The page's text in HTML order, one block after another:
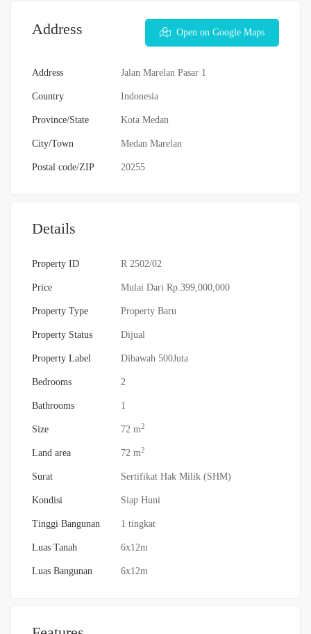
Address Open on Google Maps
Address Jalan Marelan Pasar 1
Country Indonesia
Province/State Kota Medan
City/Town Medan Marelan
Postal code/ZIP 20255
Details
Property ID R 2502/02
Price Mulai Dari Rp.399,000,000
Property Type Property Baru
Property Status Dijual
Property Label Dibawah 500Juta
Bedrooms 2
Bathrooms 1
Size 72 m2
Land area 72 m2
Surat Sertifikat Hak Milik (SHM)
Kondisi Siap Huni
Tinggi Bangunan 1 tingkat
Luas Tanah 6x12m
Luas Bangunan 6x12m